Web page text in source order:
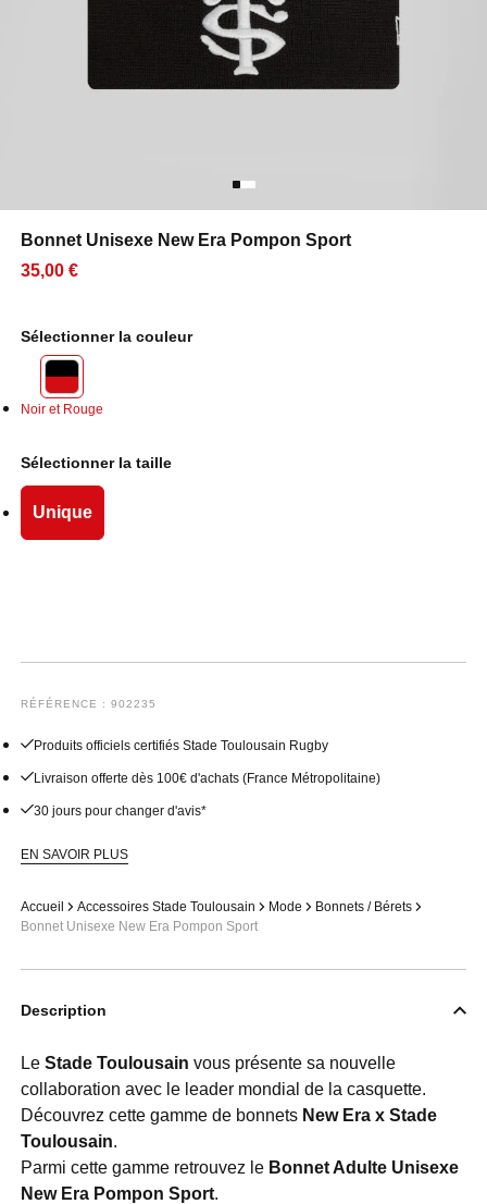
Bonnet Unisexe New Era Pompon Sport
35,00 €
Sélectionner la couleur
Noir et Rouge
Sélectionner la taille
Unique
RÉFÉRENCE : 902235
Produits officiels certifiés Stade Toulousain Rugby
Livraison offerte dès 100€ d'achats (France Métropolitaine)
30 jours pour changer d'avis*
EN SAVOIR PLUS
Accueil Accessoires Stade Toulousain Mode
Bonnets / Bérets
Bonnet Unisexe New Era Pompon Sport
Description
Le Stade Toulousain vous présente sa nouvelle
collaboration avec le leader mondial de la casquette.
Découvrez cette gamme de bonnets New Era x Stade
Toulousain.
Parmi cette gamme retrouvez le Bonnet Adulte Unisexe
New Era Pompon Sport.